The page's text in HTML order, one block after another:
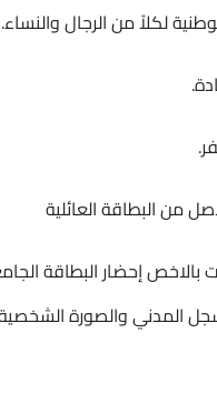
لكلاً من الرجال والنساء.
من البطاقة العائلية
بالاخص إحضار البطاقة
المدني والصورة